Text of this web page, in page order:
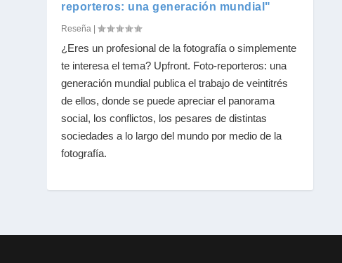
reporteros: una generación mundial"
Reseña |
¿Eres un profesional de la fotografía o simplemente
te interesa el tema? Upfront. Foto-reporteros: una
generación mundial publica el trabajo de veintitrés
de ellos, donde se puede apreciar el panorama
social, los conflictos, los pesares de distintas
sociedades a lo largo del mundo por medio de la
fotografía.